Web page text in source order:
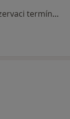
Tento specialista nenabízí online rezervaci termínu na této adrese.